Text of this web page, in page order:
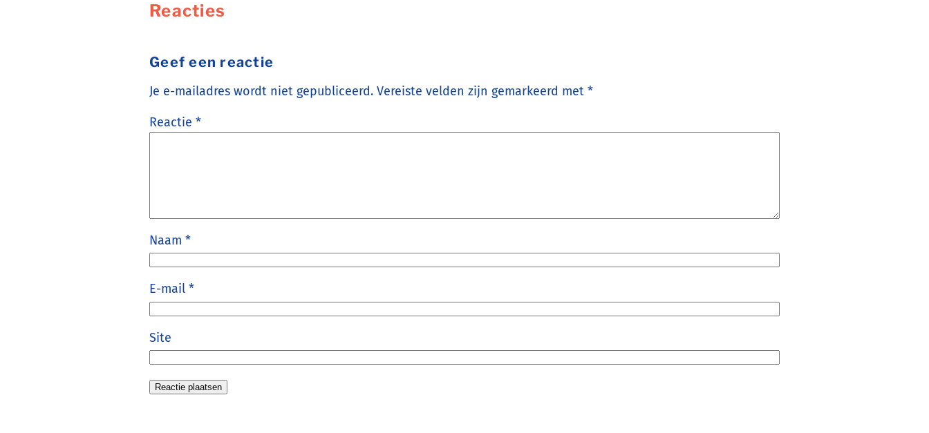
Reacties
Geef een reactie
Je e-mailadres wordt niet gepubliceerd. Vereiste velden zijn gemarkeerd met *
Reactie *
Naam *
E-mail *
Site